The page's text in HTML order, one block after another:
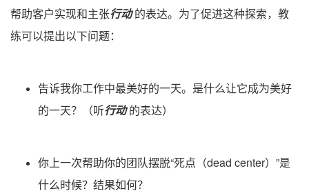
帮助客户实现和主张行动 的表达。为了促进这种探索，教
练可以提出以下问题：
告诉我你工作中最美好的一天。是什么让它成为美好
的一天？（听行动的表达）
你上一次帮助你的团队摆脱“死点（dead center）”是
什么时候？结果如何？